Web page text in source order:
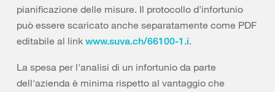
pianificazione delle misure. Il protocollo d'infortunio
può essere scaricato anche separatamente come PDF
editabile al link www.suva.ch/66100-1.i.
La spesa per l'analisi di un infortunio da parte
dell'azienda è minima rispetto al vantaggio che